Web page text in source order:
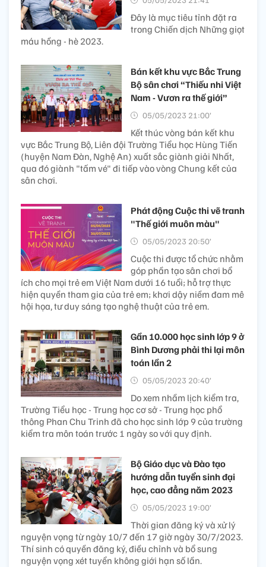
Đây là mục tiêu tỉnh đặt ra
trong Chiến dịch Những giọt
máu hồng - hè 2023.
Bán kết khu vực Bắc Trung
Bộ sân chơi “Thiếu nhi Việt
Nam - Vươn ra thế giới”
05/05/2023 21:00’
Kết thúc vòng bán kết khu
vực Bắc Trung Bộ, Liên đội Trường Tiểu học Hùng Tiến
(huyện Nam Đàn, Nghệ An) xuất sắc giành giải Nhất,
qua đó giành "tấm vé" đi tiếp vào vòng Chung kết của
sân chơi.
Phát động Cuộc thi vẽ tranh
"Thế giới muôn màu"
05/05/2023 20:50’
Cuộc thi được tổ chức nhằm
góp phần tạo sân chơi bổ
ích cho mọi trẻ em Việt Nam dưới 16 tuổi; hỗ trợ thực
hiện quyền tham gia của trẻ em; khơi dậy niềm đam mê
hội họa, tư duy sáng tạo nghệ thuật của trẻ em.
Gần 10.000 học sinh lớp 9 ở
Bình Dương phải thi lại môn
toán lần 2
05/05/2023 20:40’
Do xem nhầm lịch kiểm tra,
Trường Tiểu học - Trung học cơ sở - Trung học phổ
thông Phan Chu Trinh đã cho học sinh lớp 9 của trường
kiểm tra môn toán trước 1 ngày so với quy định.
Bộ Giáo dục và Đào tạo
hướng dẫn tuyển sinh đại
học, cao đẳng năm 2023
05/05/2023 19:00’
Thời gian đăng ký và xử lý
nguyện vọng từ ngày 10/7 đến 17 giờ ngày 30/7/2023.
Thí sinh có quyền đăng ký, điều chỉnh và bổ sung
nguyện vọng xét tuyển không giới hạn số lần.